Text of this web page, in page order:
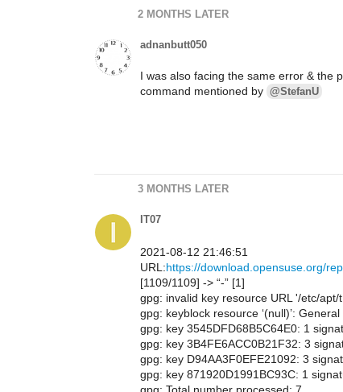
2 MONTHS LATER
adnanbutt050
I was also facing the same error & the
command mentioned by @StefanU
3 MONTHS LATER
IT07
2021-08-12 21:46:51
URL:https://download.opensuse.org/
[1109/1109] -> “-” [1]
gpg: invalid key resource URL '/etc/
gpg: keyblock resource ‘(null)’:
gpg: key 3545DFD68B5C64E0: 1
gpg: key 3B4FE6ACC0B21F32: 3
gpg: key D94AA3F0EFE21092: 3
gpg: key 871920D1991BC93C: 1